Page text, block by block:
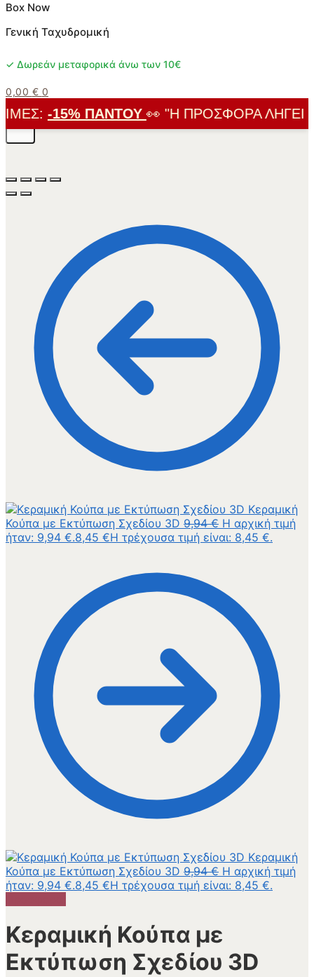
Box Now
Γενική Ταχυδρομική
✓ Δωρεάν μεταφορικά άνω των 10€
0,00 € 0
-15% ΠΑΝΤΟΎ👀 "Η ΠΡΟΣΦΟΡΆ ΛΉΓΕΙ
Κεραμική
Κούπα με Εκτύπωση Σχεδίου 3D 9,94€ Η αρχική τιμή
ήταν: 9,94 €.8,45 €Η τρέχουσα τιμή είναι: 8,45 €.
Κεραμική
Κούπα με Εκτύπωση Σχεδίου 3D 9,94€ Η αρχική τιμή
ήταν: 9,94 €.8,45 €Η τρέχουσα τιμή είναι: 8,45 €.
Κεραμική Κούπα με
Εκτύπωση Σχεδίου 3D